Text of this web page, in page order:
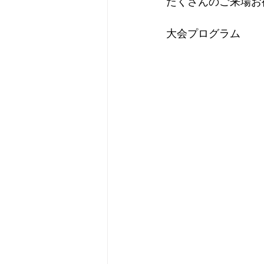
大会プログラム